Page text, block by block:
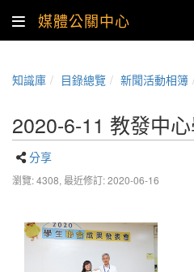
媒體公關中心
知識庫 目錄總覽 新聞活動相簿
2020-6-11 教發中
分享
瀏覽: 4308, 最近修訂: 2020-06-16